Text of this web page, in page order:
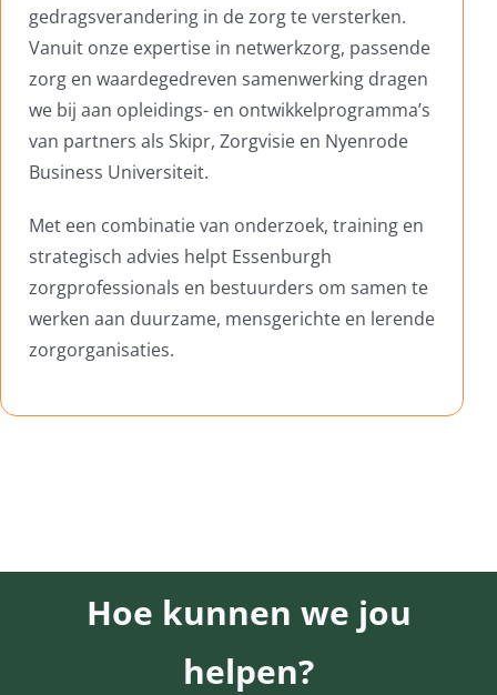
gedragsverandering in de zorg te versterken.
Vanuit onze expertise in netwerkzorg, passende
zorg en waardegedreven samenwerking dragen
we bij aan opleidings- en ontwikkelprogramma’s
van partners als Skipr, Zorgvisie en Nyenrode
Business Universiteit.
Met een combinatie van onderzoek, training en
strategisch advies helpt Essenburgh
zorgprofessionals en bestuurders om samen te
werken aan duurzame, mensgerichte en lerende
zorgorganisaties.
Hoe kunnen we jou
helpen?